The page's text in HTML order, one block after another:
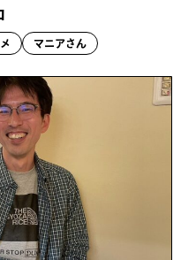
マニアさん